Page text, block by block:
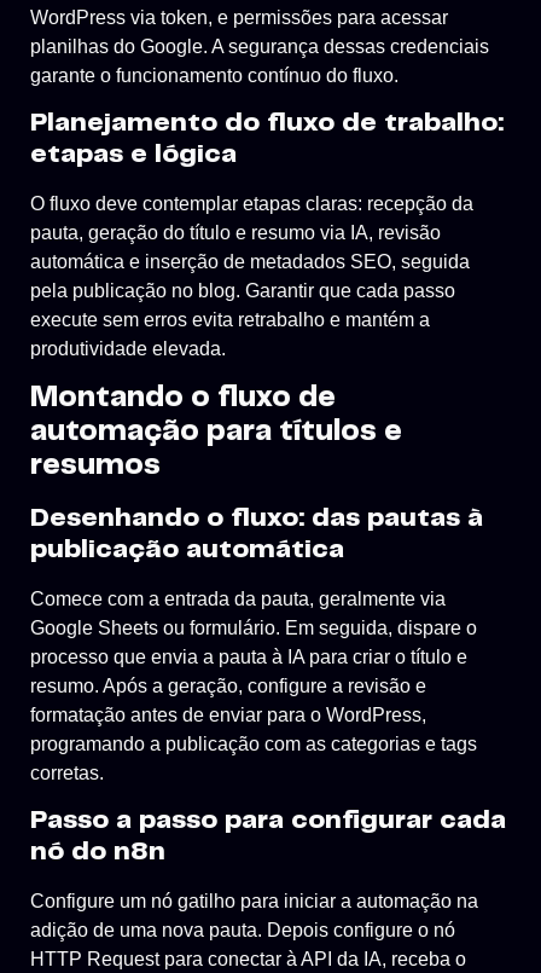
WordPress via token, e permissões para acessar
planilhas do Google. A segurança dessas credenciais
garante o funcionamento contínuo do fluxo.
Planejamento do fluxo de trabalho:
etapas e lógica
O fluxo deve contemplar etapas claras: recepção da
pauta, geração do título e resumo via IA, revisão
automática e inserção de metadados SEO, seguida
pela publicação no blog. Garantir que cada passo
execute sem erros evita retrabalho e mantém a
produtividade elevada.
Montando o fluxo de
automação para títulos e
resumos
Desenhando o fluxo: das pautas à
publicação automática
Comece com a entrada da pauta, geralmente via
Google Sheets ou formulário. Em seguida, dispare o
processo que envia a pauta à IA para criar o título e
resumo. Após a geração, configure a revisão e
formatação antes de enviar para o WordPress,
programando a publicação com as categorias e tags
corretas.
Passo a passo para configurar cada
nó do n8n
Configure um nó gatilho para iniciar a automação na
adição de uma nova pauta. Depois configure o nó
HTTP Request para conectar à API da IA, receba o